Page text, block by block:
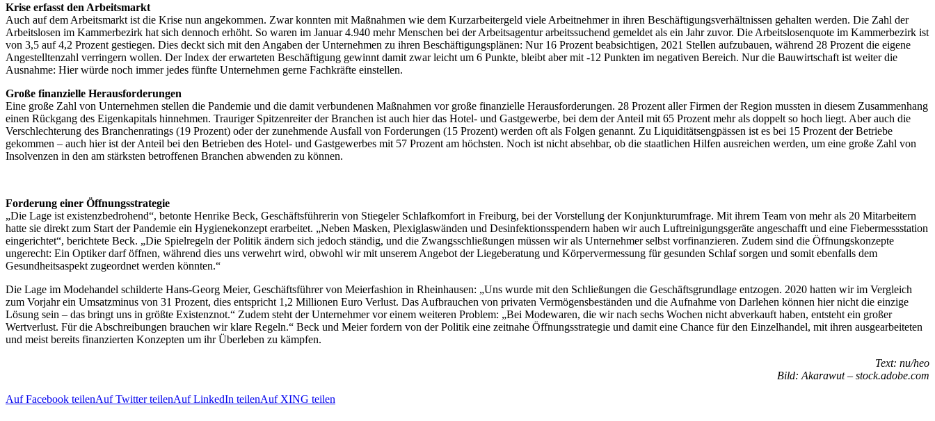
Krise erfasst den Arbeitsmarkt
Auch auf dem Arbeitsmarkt ist die Krise nun angekommen. Zwar konnten mit Maßnahmen wie dem Kurzarbeitergeld viele Arbeitnehmer in ihren Beschäftigungsverhältnissen gehalten werden. Die Zahl der
Arbeitslosen im Kammerbezirk hat sich dennoch erhöht. So waren im Januar 4.940 mehr Menschen bei der Arbeitsagentur arbeitssuchend gemeldet als ein Jahr zuvor. Die Arbeitslosenquote im Kammerbezirk ist
von 3,5 auf 4,2 Prozent gestiegen. Dies deckt sich mit den Angaben der Unternehmen zu ihren Beschäftigungsplänen: Nur 16 Prozent beabsichtigen, 2021 Stellen aufzubauen, während 28 Prozent die eigene
Angestelltenzahl verringern wollen. Der Index der erwarteten Beschäftigung gewinnt damit zwar leicht um 6 Punkte, bleibt aber mit -12 Punkten im negativen Bereich. Nur die Bauwirtschaft ist weiter die
Ausnahme: Hier würde noch immer jedes fünfte Unternehmen gerne Fachkräfte einstellen.
Große finanzielle Herausforderungen
Eine große Zahl von Unternehmen stellen die Pandemie und die damit verbundenen Maßnahmen vor große finanzielle Herausforderungen. 28 Prozent aller Firmen der Region mussten in diesem Zusammenhang
einen Rückgang des Eigenkapitals hinnehmen. Trauriger Spitzenreiter der Branchen ist auch hier das Hotel- und Gastgewerbe, bei dem der Anteil mit 65 Prozent mehr als doppelt so hoch liegt. Aber auch die
Verschlechterung des Branchenratings (19 Prozent) oder der zunehmende Ausfall von Forderungen (15 Prozent) werden oft als Folgen genannt. Zu Liquiditätsengpässen ist es bei 15 Prozent der Betriebe
gekommen – auch hier ist der Anteil bei den Betrieben des Hotel- und Gastgewerbes mit 57 Prozent am höchsten. Noch ist nicht absehbar, ob die staatlichen Hilfen ausreichen werden, um eine große Zahl von
Insolvenzen in den am stärksten betroffenen Branchen abwenden zu können.
Forderung einer Öffnungsstrategie
„Die Lage ist existenzbedrohend“, betonte Henrike Beck, Geschäftsführerin von Stiegeler Schlafkomfort in Freiburg, bei der Vorstellung der Konjunkturumfrage. Mit ihrem Team von mehr als 20 Mitarbeitern
hatte sie direkt zum Start der Pandemie ein Hygienekonzept erarbeitet. „Neben Masken, Plexiglaswänden und Desinfektionsspendern haben wir auch Luftreinigungsgeräte angeschafft und eine Fiebermessstation
eingerichtet“, berichtete Beck. „Die Spielregeln der Politik ändern sich jedoch ständig, und die Zwangsschließungen müssen wir als Unternehmer selbst vorfinanzieren. Zudem sind die Öffnungskonzepte
ungerecht: Ein Optiker darf öffnen, während dies uns verwehrt wird, obwohl wir mit unserem Angebot der Liegeberatung und Körpervermessung für gesunden Schlaf sorgen und somit ebenfalls dem
Gesundheitsaspekt zugeordnet werden könnten.“
Die Lage im Modehandel schilderte Hans-Georg Meier, Geschäftsführer von Meierfashion in Rheinhausen: „Uns wurde mit den Schließungen die Geschäftsgrundlage entzogen. 2020 hatten wir im Vergleich
zum Vorjahr ein Umsatzminus von 31 Prozent, dies entspricht 1,2 Millionen Euro Verlust. Das Aufbrauchen von privaten Vermögensbeständen und die Aufnahme von Darlehen können hier nicht die einzige
Lösung sein – das bringt uns in größte Existenznot.“ Zudem steht der Unternehmer vor einem weiteren Problem: „Bei Modewaren, die wir nach sechs Wochen nicht abverkauft haben, entsteht ein großer
Wertverlust. Für die Abschreibungen brauchen wir klare Regeln.“ Beck und Meier fordern von der Politik eine zeitnahe Öffnungsstrategie und damit eine Chance für den Einzelhandel, mit ihren ausgearbeiteten
und meist bereits finanzierten Konzepten um ihr Überleben zu kämpfen.
Text: nu/heo
Bild: Akarawut – stock.adobe.com
Auf Facebook teilenAuf Twitter teilenAuf LinkedIn teilenAuf XING teilen